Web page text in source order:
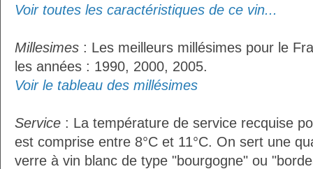
Voir toutes les caractéristiques de ce vin...
Millesimes : Les meilleurs millésimes pour le
les années : 1990, 2000, 2005.
Voir le tableau des millésimes
Service : La température de service recquise
est comprise entre 8°C et 11°C. On sert une
verre à vin blanc de type "bourgogne" ou